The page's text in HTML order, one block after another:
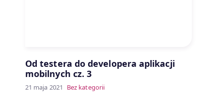
Od testera do developera aplikacji
mobilnych cz. 3
21 maja 2021 Bez kategorii